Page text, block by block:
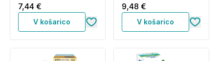
7,44 €
V košarico
9,48 €
V košarico